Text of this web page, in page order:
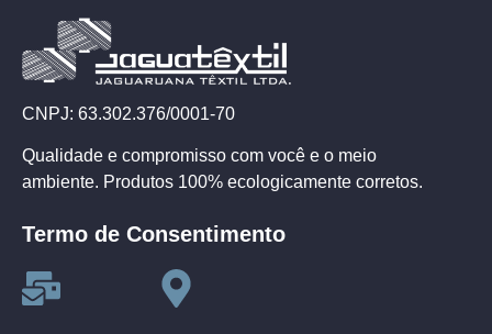
CNPJ: 63.302.376/0001-70
Qualidade e compromisso com você e o meio
ambiente. Produtos 100% ecologicamente corretos.
Termo de Consentimento